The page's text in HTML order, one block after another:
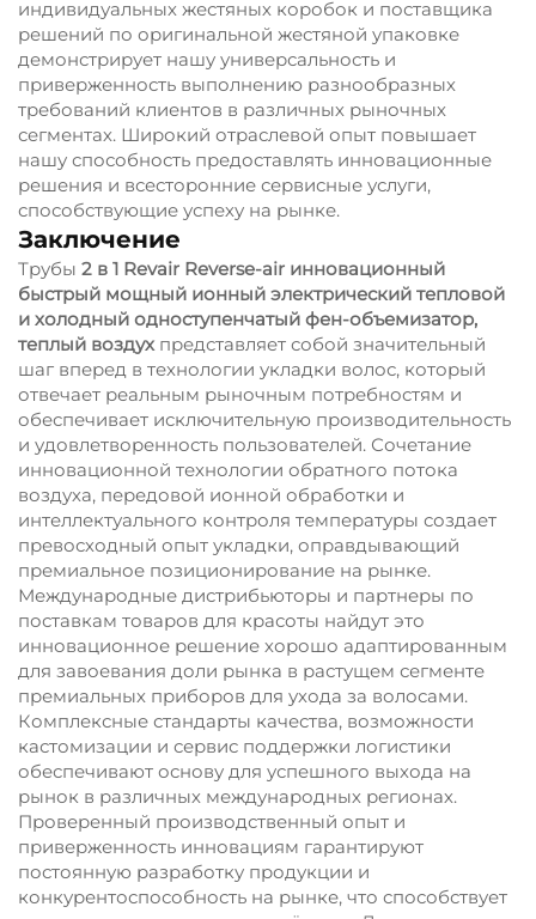
индивидуальных жестяных коробок и поставщика
решений по оригинальной жестяной упаковке
демонстрирует нашу универсальность и
приверженность выполнению разнообразных
требований клиентов в различных рыночных
сегментах. Широкий отраслевой опыт повышает
нашу способность предоставлять инновационные
решения и всесторонние сервисные услуги,
способствующие успеху на рынке.
Заключение
Трубы 2 в 1 Revair Reverse-air инновационный
быстрый мощный ионный электрический тепловой
и холодный одноступенчатый фен-объемизатор,
теплый воздух представляет собой значительный
шаг вперед в технологии укладки волос, который
отвечает реальным рыночным потребностям и
обеспечивает исключительную производительность
и удовлетворенность пользователей. Сочетание
инновационной технологии обратного потока
воздуха, передовой ионной обработки и
интеллектуального контроля температуры создает
превосходный опыт укладки, оправдывающий
премиальное позиционирование на рынке.
Международные дистрибьюторы и партнеры по
поставкам товаров для красоты найдут это
инновационное решение хорошо адаптированным
для завоевания доли рынка в растущем сегменте
премиальных приборов для ухода за волосами.
Комплексные стандарты качества, возможности
кастомизации и сервис поддержки логистики
обеспечивают основу для успешного выхода на
рынок в различных международных регионах.
Проверенный производственный опыт и
приверженность инновациям гарантируют
постоянную разработку продукции и
конкурентоспособность на рынке, что способствует